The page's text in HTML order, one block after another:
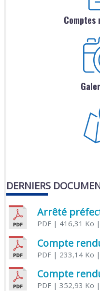
Comptes
DERNIERS
PDF| 416,31 Ko
PDF| 233,14 Ko
PDF| 352,93 Ko